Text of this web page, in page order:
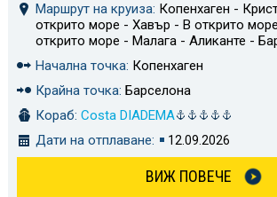
Маршрут на круиза: Копенхаген -
открито море - Хавър - В открито
открито море - Малага - Аликанте -
Начална точка: Копенхаген
Крайна точка: Барселона
Кораб: Costa DIADEMA
Дати на отплаване:
12.09.2026
ВИЖ ПОВЕЧЕ